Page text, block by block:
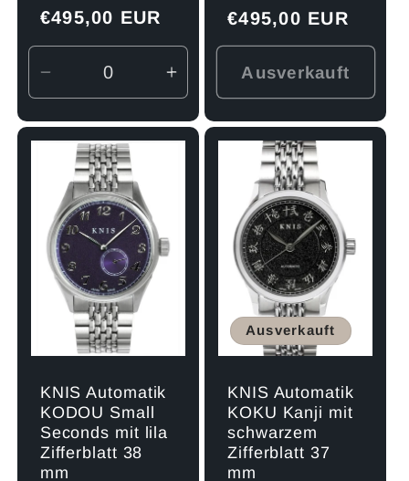
Normaler
Preis
€495,00 EUR
Verringere
die
Menge
Default
Title
Erhöhe
die
Menge
Normaler
Preis
€495,00 EUR
Ausverkauft
KNIS Automatik
KODOU Small
Seconds mit lila
Zifferblatt 38
mm
Ausverkauft
KNIS Automatik
KOKU Kanji mit
schwarzem
Zifferblatt 37
mm